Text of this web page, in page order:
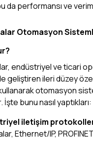
da performansı ve
Otomasyon
endüstriyel ve ticari
geliştiren ileri düzey
otomasyon
bunu nasıl yaptıkları:
iletişim
Ethernet/IP,